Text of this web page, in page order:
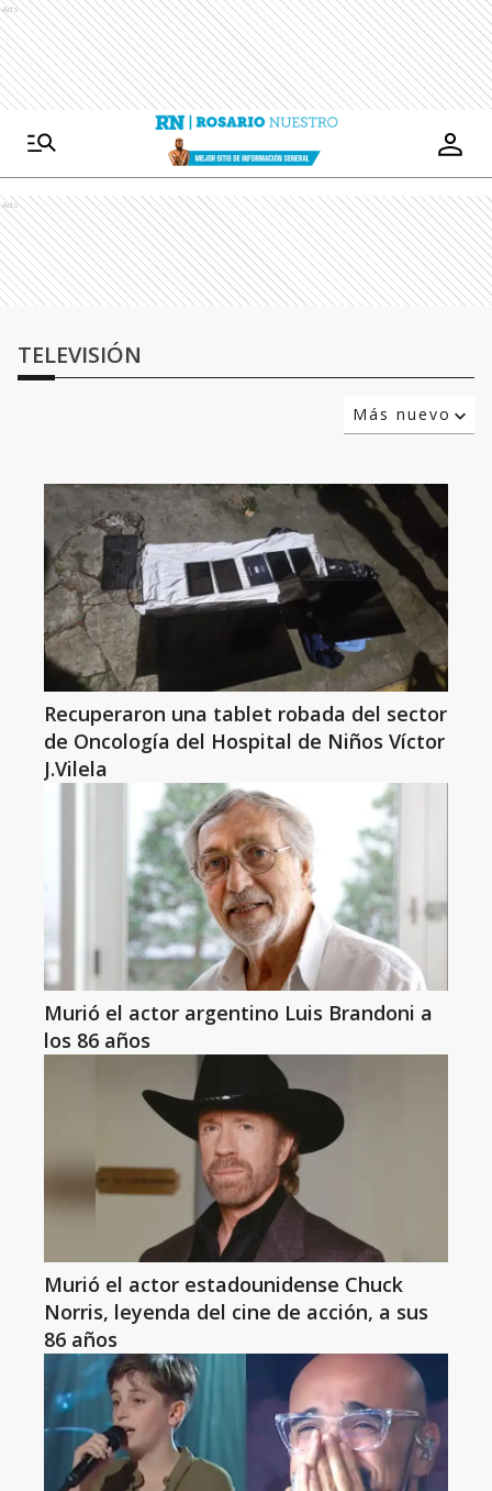
Ads
Ads
TELEVISIÓN
Más nuevo
Recuperaron una tablet robada del sector
de Oncología del Hospital de Niños Víctor
J.Vilela
Murió el actor argentino Luis Brandoni a
los 86 años
Murió el actor estadounidense Chuck
Norris, leyenda del cine de acción, a sus
86 años